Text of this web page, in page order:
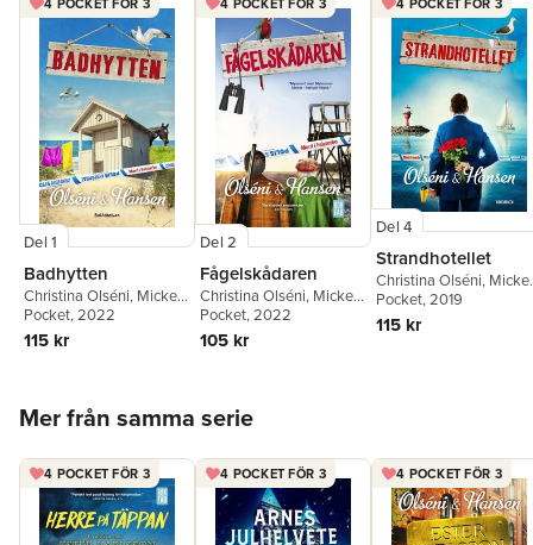
"Gott om humor och lättsamt hanterade mord i en välskriven
historia." Borås Tidning
Del 1
Badhytten
Christina Olséni, Micke
Hansen
Pocket, 2022
115 kr
Del 2
Fågelskådaren
Christina Olséni, Micke
Hansen
Pocket, 2022
105 kr
Del 4
Strandhotellet
Christina Olséni, Micke
Hansen
Pocket, 2019
115 kr
Mer från samma serie
4 POCKET FÖR 3 4 POCKET FÖR 3 4 POCKET FÖR 3